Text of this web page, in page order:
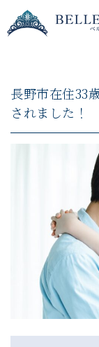
長野市在住33
されました！